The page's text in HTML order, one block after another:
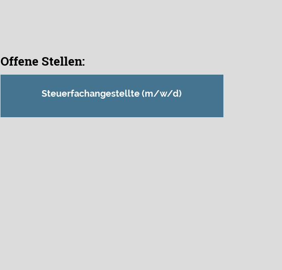
Offene Stellen:
Steuerfachangestellte (m/w/d)